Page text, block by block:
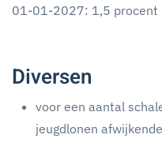
01-01-2027: 1,5 procent
Diversen
voor een aantal
jeugdlonen